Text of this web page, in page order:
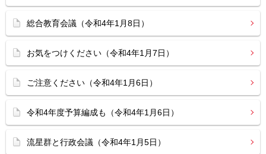
総合教育会議（令和4年1月8日）
お気をつけください（令和4年1月7日）
ご注意ください（令和4年1月6日）
令和4年度予算編成も（令和4年1月6日）
流星群と行政会議（令和4年1月5日）